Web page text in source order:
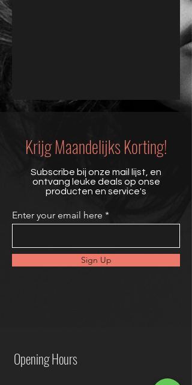
Krijg Maandelijks Korting!
Subscribe bij onze mail lijst, en
ontvang leuke deals op onse
producten en service's
Enter your email here
Sign Up
Opening Hours